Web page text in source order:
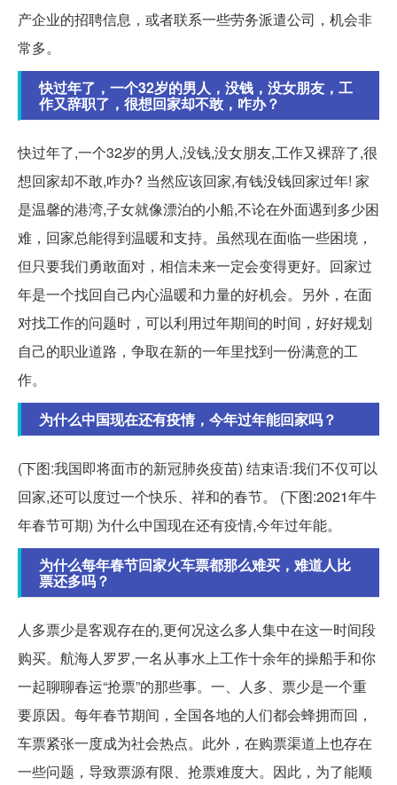
产企业的招聘信息，或者联系一些劳务派遣公司，机会非
常多。
快过年了，一个32岁的男人，没钱，没女朋友，工
作又辞职了，很想回家却不敢，咋办？
快过年了,一个32岁的男人,没钱,没女朋友,工作又裸辞了,很
想回家却不敢,咋办? 当然应该回家,有钱没钱回家过年! 家
是温馨的港湾,子女就像漂泊的小船,不论在外面遇到多少困
难，回家总能得到温暖和支持。虽然现在面临一些困境，
但只要我们勇敢面对，相信未来一定会变得更好。回家过
年是一个找回自己内心温暖和力量的好机会。另外，在面
对找工作的问题时，可以利用过年期间的时间，好好规划
自己的职业道路，争取在新的一年里找到一份满意的工
作。
为什么中国现在还有疫情，今年过年能回家吗？
(下图:我国即将面市的新冠肺炎疫苗) 结束语:我们不仅可以
回家,还可以度过一个快乐、祥和的春节。 (下图:2021年牛
年春节可期) 为什么中国现在还有疫情,今年过年能。
为什么每年春节回家火车票都那么难买，难道人比
票还多吗？
人多票少是客观存在的,更何况这么多人集中在这一时间段
购买。航海人罗罗,一名从事水上工作十余年的操船手和你
一起聊聊春运“抢票”的那些事。一、人多、票少是一个重
要原因。每年春节期间，全国各地的人们都会蜂拥而回，
车票紧张一度成为社会热点。此外，在购票渠道上也存在
一些问题，导致票源有限、抢票难度大。因此，为了能顺